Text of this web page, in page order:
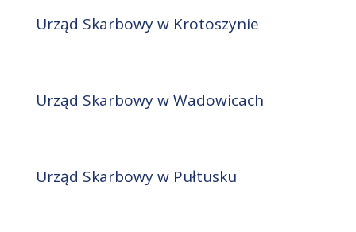
Urząd Skarbowy w Krotoszynie
Urząd Skarbowy w Wadowicach
Urząd Skarbowy w Pułtusku